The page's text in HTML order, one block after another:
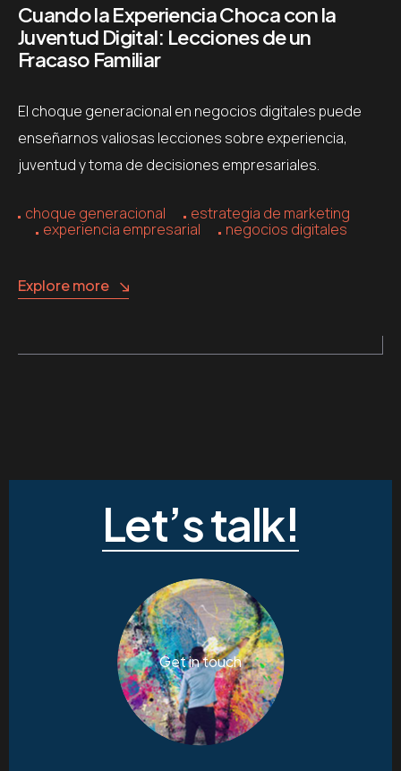
Cuando la Experiencia Choca con la
Juventud Digital: Lecciones de un
Fracaso Familiar
El choque generacional en negocios digitales puede
enseñarnos valiosas lecciones sobre experiencia,
juventud y toma de decisiones empresariales.
choque generacional
estrategia de marketing
experiencia empresarial
negocios digitales
Explore more
Let’s talk!
Get in touch